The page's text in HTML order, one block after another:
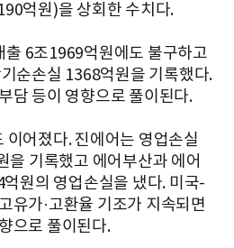
억원)을 상회한 수치다.
출 6조1969억원에도 불구하고
순손실 1368억원을 기록했다.
담 등이 영향으로 풀이된다.
이어졌다. 진에어는 영업손실
을 기록했고 에어부산과 에어
원의 영업손실을 냈다. 미국-
유가·고환율 기조가 지속되면
으로 풀이된다.